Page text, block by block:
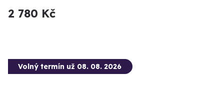
2 780 Kč
Volný termín už 08. 08. 2026